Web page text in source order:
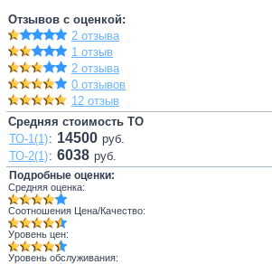
Отзывов с оценкой:
2 отзыва
1 отзыв
2 отзыва
0 отзывов
12 отзыв
Средняя стоимость ТО
ТО-1(1): 14500 руб.
ТО-2(1): 6038 руб.
Подробные оценки:
Средняя оценка:
Соотношения Цена/Качество:
Уровень цен:
Уровень обслуживания: